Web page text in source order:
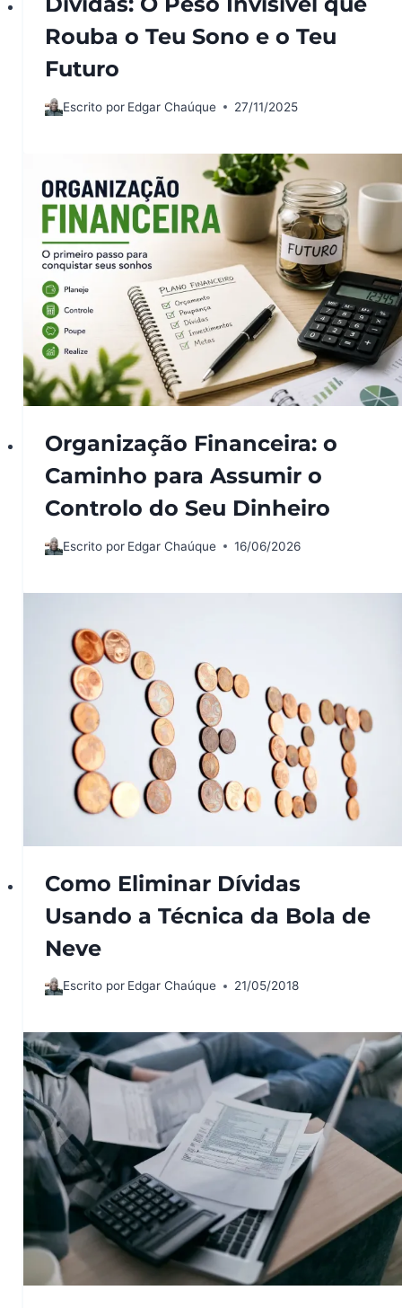
Rouba o Teu Sono e o Teu
Futuro
Escrito por Edgar Chaúque 27/11/2025
Organização Financeira: o
Caminho para Assumir o
Controlo do Seu Dinheiro
Escrito por Edgar Chaúque 16/06/2026
Como Eliminar Dívidas
Usando a Técnica da Bola de
Neve
Escrito por Edgar Chaúque 21/05/2018